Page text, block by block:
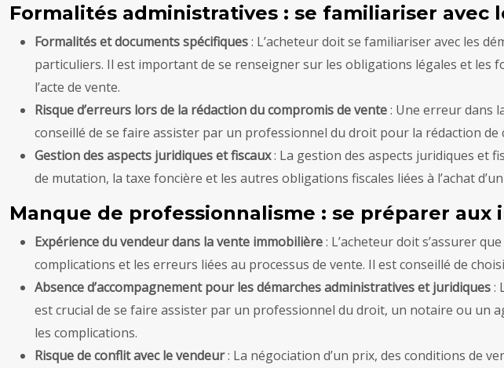
Formalités administratives : se familiariser avec
Formalités et documents spécifiques: L’acheteur doit se familiariser avec les
particuliers. Il est important de se renseigner sur les obligations légales et
l’acte de vente.
Risque d’erreurs lors de la rédaction du compromis de vente: Une erreur dans
conseillé de se faire assister par un professionnel du droit pour la rédaction de
Gestion des aspects juridiques et fiscaux: La gestion des aspects juridiques et
de mutation, la taxe foncière et les autres obligations fiscales liées à l’achat
Manque de professionnalisme : se préparer aux
Expérience du vendeur dans la vente immobilière: L’acheteur doit s’assurer
complications et les erreurs liées au processus de vente. Il est conseillé de
Absence d’accompagnement pour les démarches administratives et juridiques:
est crucial de se faire assister par un professionnel du droit, un notaire ou
les complications.
Risque de conflit avec le vendeur: La négociation d’un prix, des conditions de